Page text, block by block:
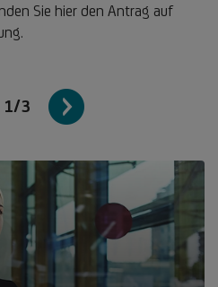
Sie hier den Antrag auf
1/3